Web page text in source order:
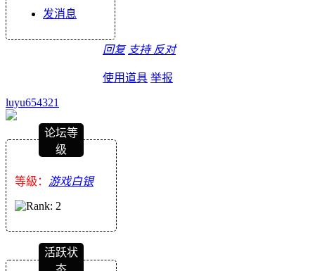
发消息
回复 支持 反对
使用道具 举报
luyu654321
论坛等
级
等級： 游戏白银
活跃状